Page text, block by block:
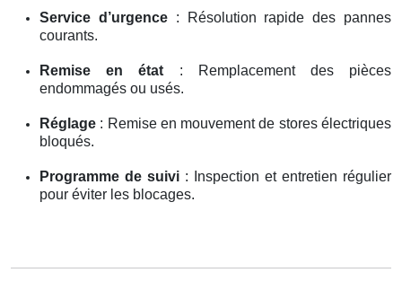
Service d’urgence: Résolution rapide des pannes
courants.
Remise en état: Remplacement des pièces
endommagés ou usés.
Réglage : Remise en mouvement de stores électriques
bloqués.
Programme de suivi : Inspection et entretien régulier
pour éviter les blocages.